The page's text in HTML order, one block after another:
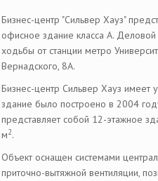
Бизнес-центр "Сильвер Хауз"
офисное здание класса А.
ходьбы от станции метро
Вернадского, 8А.
Бизнес-центр Сильвер Хауз имеет
здание было построено в 2004
представляет собой 12-этажное
м2.
Объект оснащен системами
приточно-вытяжной вентиляции,